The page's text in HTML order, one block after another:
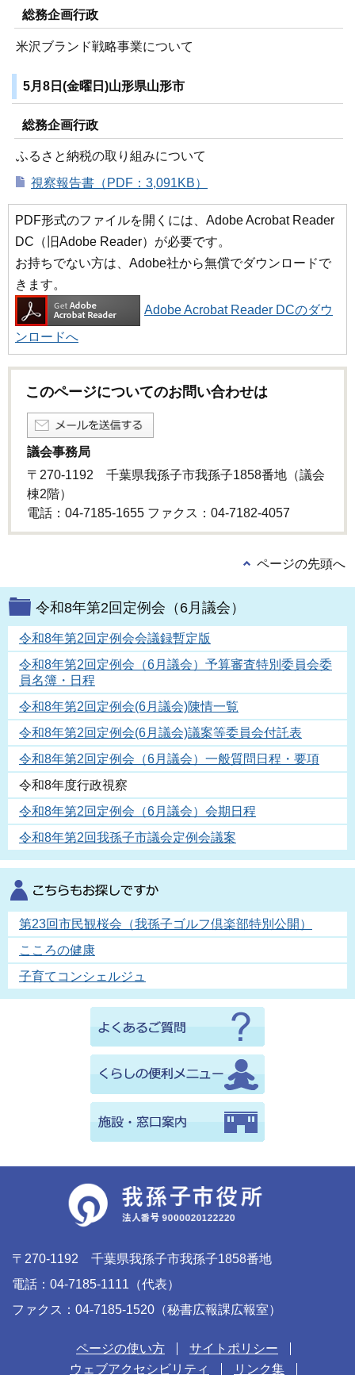
総務企画行政
米沢ブランド戦略事業について
5月8日(金曜日)山形県山形市
総務企画行政
ふるさと納税の取り組みについて
視察報告書（PDF：3,091KB）
PDF形式のファイルを開くには、Adobe Acrobat Reader
DC（旧Adobe Reader）が必要です。
お持ちでない方は、Adobe社から無償でダウンロードで
きます。
Adobe Acrobat Reader DCのダウ
ンロードへ
このページについてのお問い合わせは
議会事務局
〒270-1192 千葉県我孫子市我孫子1858番地（議会
棟2階）
電話：04-7185-1655 ファクス：04-7182-4057
ページの先頭へ
令和8年第2回定例会（6月議会）
令和8年第2回定例会会議録暫定版
令和8年第2回定例会（6月議会）予算審査特別委員会委
員名簿・日程
令和8年第2回定例会(6月議会)陳情一覧
令和8年第2回定例会(6月議会)議案等委員会付託表
令和8年第2回定例会（6月議会）一般質問日程・要項
令和8年度行政視察
令和8年第2回定例会（6月議会）会期日程
令和8年第2回我孫子市議会定例会議案
第23回市民観桜会（我孫子ゴルフ倶楽部特別公開）
こころの健康
子育てコンシェルジュ
〒270-1192 千葉県我孫子市我孫子1858番地
電話：04-7185-1111（代表）
ファクス：04-7185-1520（秘書広報課広報室）
ページの使い方
サイトポリシー
ウェブアクセシビリティ
リンク集